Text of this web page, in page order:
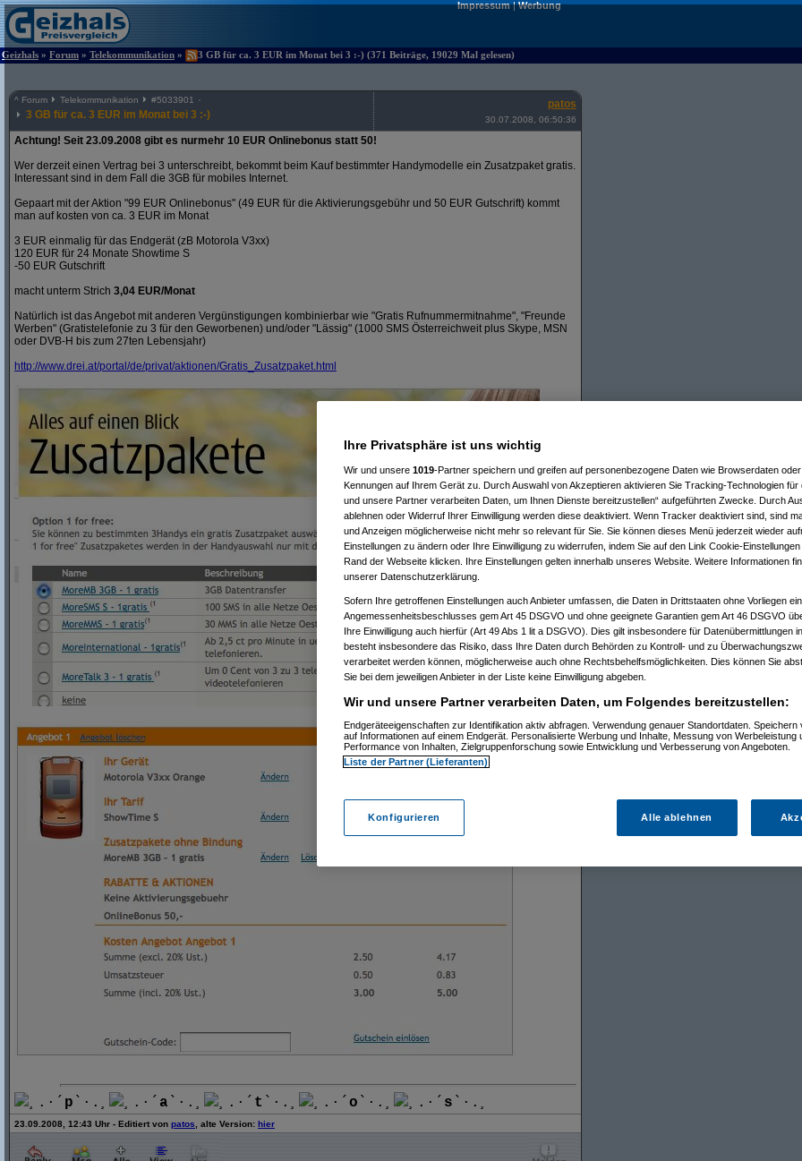
Impressum|Werbung
Geizhals » Forum » Telekommunikation » 3 GB für ca. 3 EUR im Monat bei 3 :-) (371 Beiträge, 19029 Mal gelesen)
^ Forum Telekommunikation #5033901
3 GB für ca. 3 EUR im Monat bei 3 :-)
patos
30.07.2008, 06:50:36
Achtung! Seit 23.09.2008 gibt es nurmehr 10 EUR Onlinebonus statt 50!
Wer derzeit einen Vertrag bei 3 unterschreibt, bekommt beim Kauf bestimmter Handymodelle ein Zusatzpaket gratis.
Interessant sind in dem Fall die 3GB für mobiles Internet.
Gepaart mit der Aktion "99 EUR Onlinebonus" (49 EUR für die Aktivierungsgebühr und 50 EUR Gutschrift) kommt
man auf kosten von ca. 3 EUR im Monat
3 EUR einmalig für das Endgerät (zB Motorola V3xx)
120 EUR für 24 Monate Showtime S
-50 EUR Gutschrift
macht unterm Strich 3,04 EUR/Monat
Natürlich ist das Angebot mit anderen Vergünstigungen kombinierbar wie "Gratis Rufnummermitnahme", "Freunde
Werben" (Gratistelefonie zu 3 für den Geworbenen) und/oder "Lässig" (1000 SMS Österreichweit plus Skype, MSN
oder DVB-H bis zum 27ten Lebensjahr)
http://www.drei.at/portal/de/privat/aktionen/Gratis_Zusatzpaket.html
¸.·´ p `·.¸ ¸.·´ a `·.¸ ¸.·´ t `·.¸ ¸.·´ o `·.¸ ¸.·´ s `·.¸
23.09.2008, 12:43 Uhr - Editiert von patos , alte Version: hier
Ihre Privatsphäre ist uns wichtig
Wir und unsere 1019-Partner speichern und greifen auf personenbezogene Daten wie Browserdaten
Kennungen auf Ihrem Gerät zu. Durch Auswahl von Akzeptieren aktivieren Sie Tracking-Technologien für
und unsere Partner verarbeiten Daten, um Ihnen Dienste bereitzustellen“ aufgeführten Zwecke. Durch
ablehnen oder Widerruf Ihrer Einwilligung werden diese deaktiviert. Wenn Tracker deaktiviert sind, sind
und Anzeigen möglicherweise nicht mehr so relevant für Sie. Sie können dieses Menü jederzeit wieder
Einstellungen zu ändern oder Ihre Einwilligung zu widerrufen, indem Sie auf den Link Cookie-
Rand der Webseite klicken. Ihre Einstellungen gelten innerhalb unseres Website. Weitere Informationen
unserer Datenschutzerklärung.
Sofern Ihre getroffenen Einstellungen auch Anbieter umfassen, die Daten in Drittstaaten ohne Vorliegen
Angemessenheitsbeschlusses gem Art 45 DSGVO und ohne geeignete Garantien gem Art 46 DSGVO
Ihre Einwilligung auch hierfür (Art 49 Abs 1 lit a DSGVO). Dies gilt insbesondere für Datenübermittlungen
besteht insbesondere das Risiko, dass Ihre Daten durch Behörden zu Kontroll- und zu
verarbeitet werden können, möglicherweise auch ohne Rechtsbehelfsmöglichkeiten. Dies können Sie
Sie bei dem jeweiligen Anbieter in der Liste keine Einwilligung abgeben.
Wir und unsere Partner verarbeiten Daten, um Folgendes bereitzustellen:
Endgeräteeigenschaften zur Identifikation aktiv abfragen. Verwendung genauer Standortdaten. Speichern
auf Informationen auf einem Endgerät. Personalisierte Werbung und Inhalte, Messung von Werbeleistung
Performance von Inhalten, Zielgruppenforschung sowie Entwicklung und Verbesserung von Angeboten.
Liste der Partner (Lieferanten)
Konfigurieren Alle ablehnen